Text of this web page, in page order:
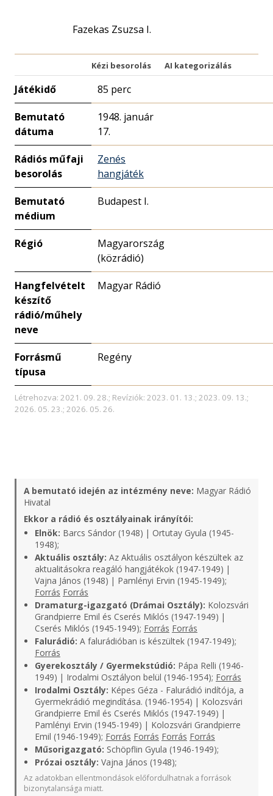
Fazekas Zsuzsa I.
Kézi besorolás AI kategorizálás
Játékidő 85 perc
Bemutató
dátuma
1948. január
17.
Rádiós műfaji
besorolás
Zenés
hangjáték
Bemutató
médium
Budapest I.
Régió
Magyarország
(közrádió)
Hangfelvételt
készítő
rádió/műhely
neve
Magyar Rádió
Forrásmű
típusa
Regény
Létrehozva: 2021. 09. 28.; Revíziók: 2023. 01. 13.; 2023. 09. 13.;
2026. 05. 23.; 2026. 05. 26.
A bemutató idején az intézmény neve: Magyar Rádió
Hivatal
Ekkor a rádió és osztályainak irányítói:
Elnök: Barcs Sándor (1948) | Ortutay Gyula (1945-
1948);
Aktuális osztály: Az Aktuális osztályon készültek az
aktualitásokra reagáló hangjátékok (1947-1949) |
Vajna János (1948) | Pamlényi Ervin (1945-1949);
Forrás Forrás
Dramaturg-igazgató (Drámai Osztály): Kolozsvári
Grandpierre Emil és Cserés Miklós (1947-1949) |
Cserés Miklós (1945-1949); Forrás Forrás
Falurádió: A falurádióban is készültek (1947-1949);
Forrás
Gyerekosztály / Gyermekstúdió: Pápa Relli (1946-
1949) | Irodalmi Osztályon belül (1946-1954); Forrás
Irodalmi Osztály: Képes Géza - Falurádió indítója, a
Gyermekrádió megindítása. (1946-1954) | Kolozsvári
Grandpierre Emil és Cserés Miklós (1947-1949) |
Pamlényi Ervin (1945-1949) | Kolozsvári Grandpierre
Emil (1946-1949); Forrás Forrás Forrás Forrás
Műsorigazgató: Schöpflin Gyula (1946-1949);
Prózai osztály: Vajna János (1948);
Az adatokban ellentmondások előfordulhatnak a források
bizonytalansága miatt.